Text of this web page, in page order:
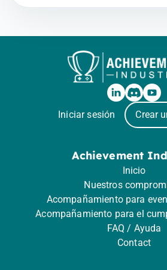
Iniciar sesión Crear
Achievement
Inicio
Nuestros
Acompañamiento para
Acompañamiento para el
FAQ / Ayuda
Contact